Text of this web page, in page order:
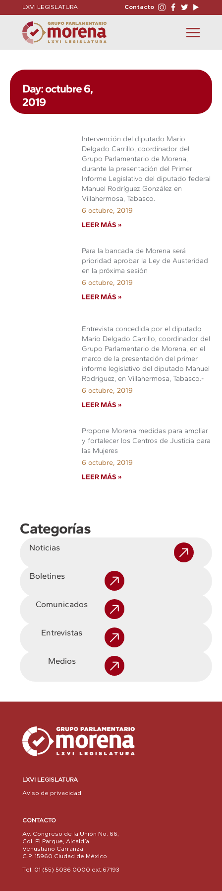
LXVI LEGISLATURA Contacto
Toggle
navigation
Day: octubre 6,
2019
Intervención del diputado Mario
Delgado Carrillo, coordinador del
Grupo Parlamentario de Morena,
durante la presentación del Primer
Informe Legislativo del diputado federal
Manuel Rodríguez González en
Villahermosa, Tabasco.
6 octubre, 2019
LEER MÁS »
Para la bancada de Morena será
prioridad aprobar la Ley de Austeridad
en la próxima sesión
6 octubre, 2019
LEER MÁS »
Entrevista concedida por el diputado
Mario Delgado Carrillo, coordinador del
Grupo Parlamentario de Morena, en el
marco de la presentación del primer
informe legislativo del diputado Manuel
Rodríguez, en Villahermosa, Tabasco.-
6 octubre, 2019
LEER MÁS »
Propone Morena medidas para ampliar
y fortalecer los Centros de Justicia para
las Mujeres
6 octubre, 2019
LEER MÁS »
Categorías
Noticias
Boletines
Comunicados
Entrevistas
Medios
LXVI LEGISLATURA
Aviso de privacidad
CONTACTO
Av. Congreso de la Unión No. 66,
Col. El Parque, Alcaldía
Venustiano Carranza
C.P. 15960 Ciudad de México
Tel: 01 (55) 5036 0000 ext.67193